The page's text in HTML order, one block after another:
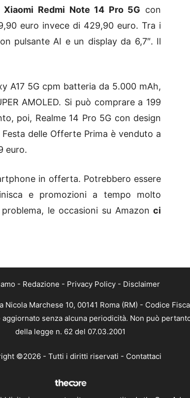
Xiaomi Redmi Note 14 Pro 5G con
euro invece di 429,90 euro. Tra i
pulsante AI e un display da 6,7″. Il
A17 5G cpm batteria da 5.000 mAh,
AMOLED. Si può comprare a 199
poi, Realme 14 Pro 5G con design
delle Offerte Prima è venduto a
euro.
in offerta. Potrebbero essere
e promozioni a tempo molto
le occasioni su Amazon ci
- Redazione - Privacy Policy - Disclaimer
Marchese 10, 00141 Roma (RM) - Codice
senza alcuna periodicità. Non può
della legge n. 62 del 07.03.2001
©2026 - Tutti i diritti riservati - Contattaci